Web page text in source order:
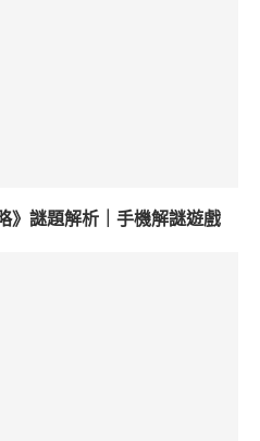
》謎題解析｜手機解謎遊戲